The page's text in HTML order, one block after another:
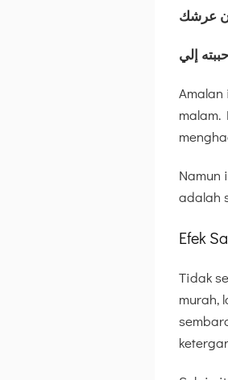
عرشك
إلي
malam.
Namun
adalah
Efek
Tidak
murah,